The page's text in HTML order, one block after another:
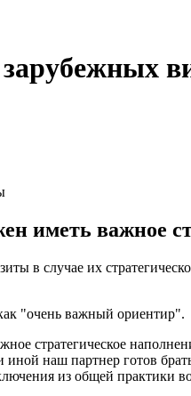
иметь важное
в случае их
"очень важный ориентир".
стратегическое
наш партнер готов брать
из общей практики